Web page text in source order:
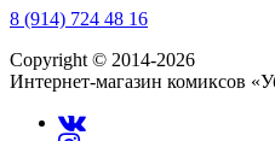
8 (914) 724 48 16
Copyright © 2014-2026
Интернет-магазин комиксов